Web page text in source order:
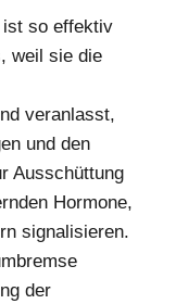
ist so effektiv
weil sie die
veranlasst,
und den
Ausschüttung
Hormone,
signalisieren.
der